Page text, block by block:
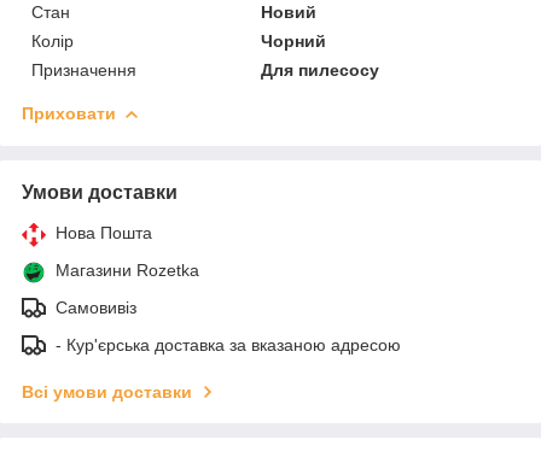
Стан
Новий
Колір
Чорний
Призначення
Для пилесосу
Приховати
Умови доставки
Нова Пошта
Магазини Rozetka
Самовивіз
- Кур'єрська доставка за вказаною адресою
Всі умови доставки